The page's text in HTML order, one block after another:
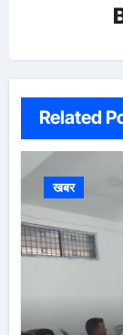
Related
खबर